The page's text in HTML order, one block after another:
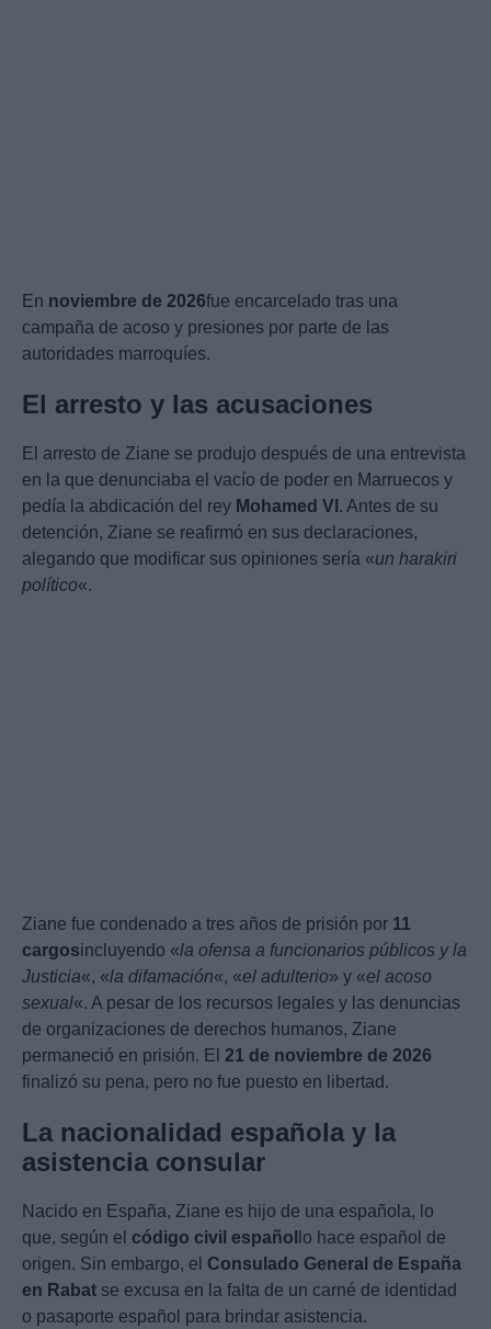
En noviembre de 2026fue encarcelado tras una
campaña de acoso y presiones por parte de las
autoridades marroquíes.
El arresto y las acusaciones
El arresto de Ziane se produjo después de una entrevista
en la que denunciaba el vacío de poder en Marruecos y
pedía la abdicación del rey Mohamed VI . Antes de su
detención, Ziane se reafirmó en sus declaraciones,
alegando que modificar sus opiniones sería «un harakiri
político«.
Ziane fue condenado a tres años de prisión por 11
cargosincluyendo «la ofensa a funcionarios públicos y la
Justicia«, «la difamación«, «el adulterio» y «el acoso
sexual«. A pesar de los recursos legales y las denuncias
de organizaciones de derechos humanos, Ziane
permaneció en prisión. El 21 de noviembre de 2026
finalizó su pena, pero no fue puesto en libertad.
La nacionalidad española y la
asistencia consular
Nacido en España, Ziane es hijo de una española, lo
que, según el código civil español lo hace español de
origen. Sin embargo, el Consulado General de España
en Rabat se excusa en la falta de un carné de identidad
o pasaporte español para brindar asistencia.